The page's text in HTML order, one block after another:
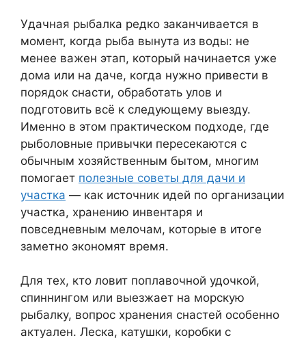
Удачная рыбалка редко заканчивается в
момент, когда рыба вынута из воды: не
менее важен этап, который начинается уже
дома или на даче, когда нужно привести в
порядок снасти, обработать улов и
подготовить всё к следующему выезду.
Именно в этом практическом подходе, где
рыболовные привычки пересекаются с
обычным хозяйственным бытом, многим
помогает полезные советы для дачи и
участка — как источник идей по организации
участка, хранению инвентаря и
повседневным мелочам, которые в итоге
заметно экономят время.
Для тех, кто ловит поплавочной удочкой,
спиннингом или выезжает на морскую
рыбалку, вопрос хранения снастей особенно
актуален. Леска, катушки, коробки с